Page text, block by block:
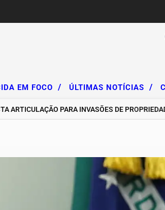
EM FOCO / ÚLTIMAS NOTÍCIAS /
PARA INVASÕES DE PROPRIEDADES